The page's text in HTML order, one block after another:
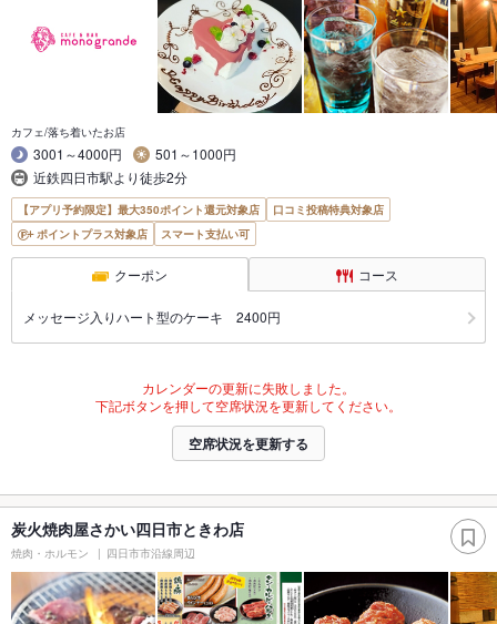
カフェ/落ち着いたお店
3001～4000円
501～1000円
近鉄四日市駅より徒歩2分
【アプリ予約限定】最大350ポイント還元対象店
口コミ投稿特典対象店
ポイントプラス対象店
スマート支払い可
クーポン コース
メッセージ入りハート型のケーキ 2400円
カレンダーの更新に失敗しました。
下記ボタンを押して空席状況を更新してください。
空席状況を更新する
炭火焼肉屋さかい四日市ときわ店
焼肉・ホルモン 四日市市沿線周辺